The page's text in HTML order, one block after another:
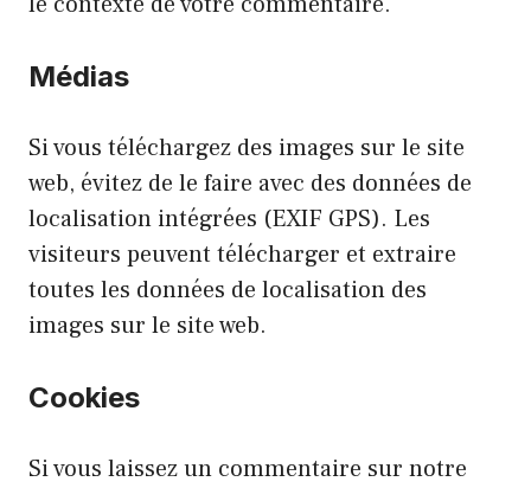
Médias
Si vous téléchargez des images sur le site
web, évitez de le faire avec des données de
localisation intégrées (EXIF GPS). Les
visiteurs peuvent télécharger et extraire
toutes les données de localisation des
images sur le site web.
Cookies
Si vous laissez un commentaire sur notre